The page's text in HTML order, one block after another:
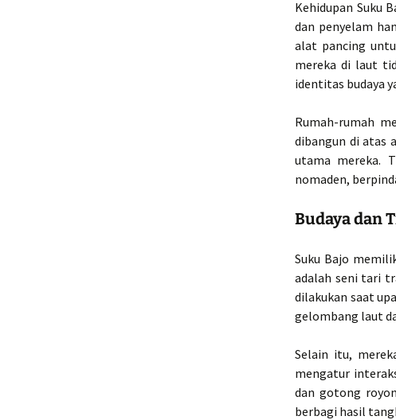
Kehidupan Suku
dan penyelam
alat pancing
mereka di laut
identitas budaya
Rumah-rumah
dibangun di atas
utama mereka.
nomaden,
Budaya dan
Suku Bajo
adalah seni tari
dilakukan saat
gelombang laut
Selain itu,
mengatur
dan gotong
berbagi hasil